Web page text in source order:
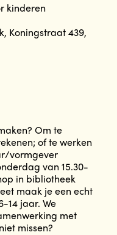
kinderen
Koningstraat 439,
Om te
of te werken
vormgever
van 15.30-
in bibliotheek
maak je een echt
14 jaar. We
met
missen?